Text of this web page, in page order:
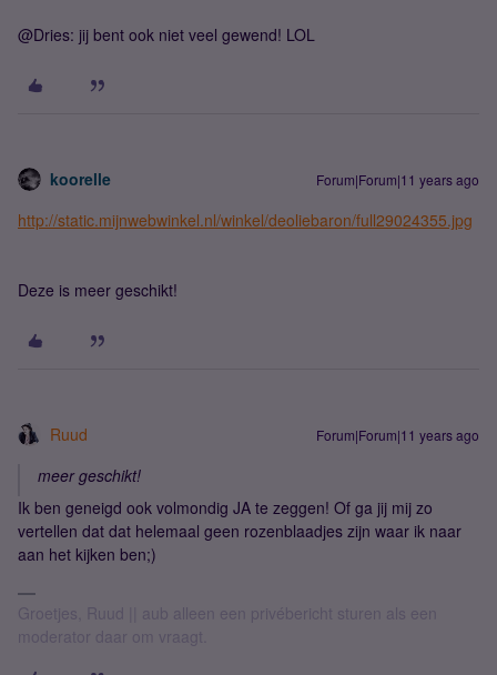
@Dries: jij bent ook niet veel gewend! LOL
koorelle Forum|Forum|11 years ago
http://static.mijnwebwinkel.nl/winkel/deoliebaron/full29024355.jpg
Deze is meer geschikt!
Ruud Forum|Forum|11 years ago
meer geschikt!
Ik ben geneigd ook volmondig JA te zeggen! Of ga jij mij zo
vertellen dat dat helemaal geen rozenblaadjes zijn waar ik naar
aan het kijken ben;)
Groetjes, Ruud || aub alleen een privébericht sturen als een
moderator daar om vraagt.